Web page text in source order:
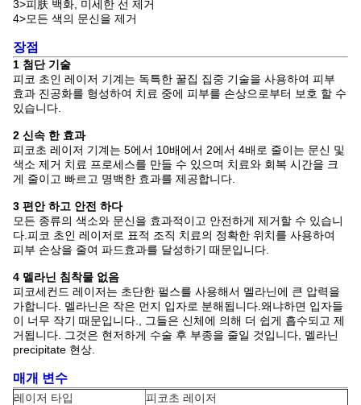
3>피肤 백화, 미세한 선 제거
4>모든 색의 문신을 제거
장점
1 첨단 기술
피코 초인 레이저 기계는 독특한 꿀집 집중 기술을 사용하여 피부
효과 진공화를 형성하여 치료 중에 피부를 손상으로부터 보호 할 수
있습니다.
2 신속 한 효과
피코초 레이저 기계는 5에서 10배에서 2에서 4배로 줄이는 문신 및
색소 제거 치료 프로세스를 만들 수 있으며 치료와 회복 시간을 크
게 줄이고 빠르고 명백한 효과를 제공합니다.
3 편안 하고 안전 하다
모든 종류의 색소와 문신을 효과적이고 안전하게 제거할 수 있습니
다.피코 초인 레이저로 표적 조직 치료의 정확한 위치를 사용하여
피부 손상을 줄여 파드효과를 달성하기 때문입니다.
4 멜라닌 침착물 없음
피코세컨드 레이저는 초단한 펄스를 사용해서 멜라닌에 큰 압력을
가합니다. 멜라닌은 작은 먼지 입자로 분해됩니다.왜냐하면 입자들
이 너무 작기 때문입니다., 그들은 신체에 의해 더 쉽게 흡수되고 제
거됩니다. 그것은 현저하게 수술 후 부종을 줄일 것입니다, 멜라닌
precipitate 현상.
매개 변수
레이저 타입
피코초 레이저